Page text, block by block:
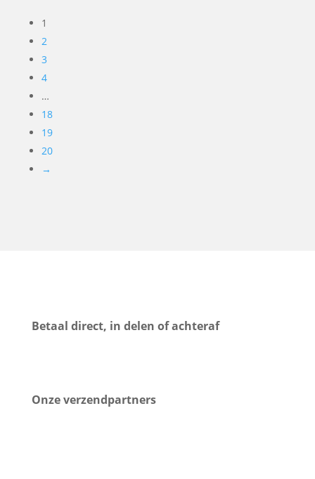
1
2
3
4
…
18
19
20
→
Betaal direct, in delen of achteraf
Onze verzendpartners